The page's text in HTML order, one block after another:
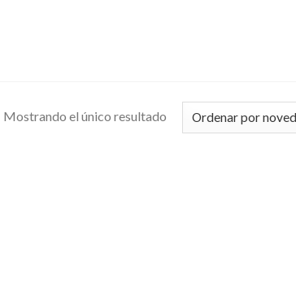
Mostrando el único resultado